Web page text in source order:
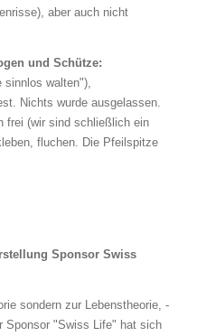
aber auch nicht
und Schütze:
sinnlos walten"),
Nichts wurde ausgelassen.
frei (wir sind schließlich ein
fluchen. Die Pfeilspitze
Sponsor Swiss
sondern zur Lebenstheorie, -
Sponsor "Swiss Life" hat sich